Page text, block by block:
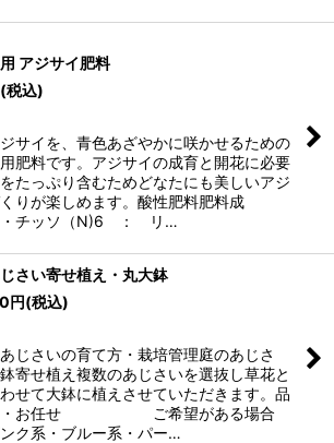
アジサイ肥料
(税込)
サイを、青色あざやかに咲かせるための
肥料です。アジサイの成育と開花に必要
たっぷり含むためどなたにも美しいアジ
りが楽しめます。酸性肥料肥料成
・チッソ（N)6 ： リ…
さい寄せ植え・丸大鉢
円(税込)
いの育て方・栽培管理庭のあじさ
寄せ植え複数のあじさいを選抜し草花と
せて大鉢に植えさせていただきます。品
・お任せ ご希望がある場合
ク系・ブルー系・パー…